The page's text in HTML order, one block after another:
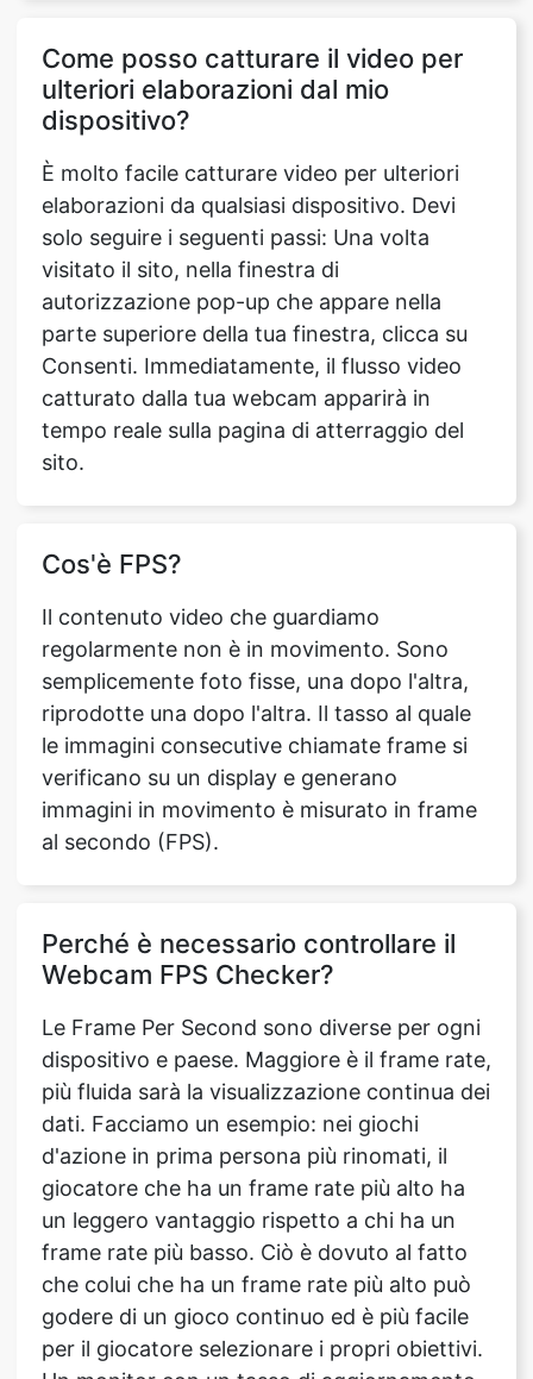
Come posso catturare il video per
ulteriori elaborazioni dal mio
dispositivo?
È molto facile catturare video per ulteriori
elaborazioni da qualsiasi dispositivo. Devi
solo seguire i seguenti passi: Una volta
visitato il sito, nella finestra di
autorizzazione pop-up che appare nella
parte superiore della tua finestra, clicca su
Consenti. Immediatamente, il flusso video
catturato dalla tua webcam apparirà in
tempo reale sulla pagina di atterraggio del
sito.
Cos'è FPS?
Il contenuto video che guardiamo
regolarmente non è in movimento. Sono
semplicemente foto fisse, una dopo l'altra,
riprodotte una dopo l'altra. Il tasso al quale
le immagini consecutive chiamate frame si
verificano su un display e generano
immagini in movimento è misurato in frame
al secondo (FPS).
Perché è necessario controllare il
Webcam FPS Checker?
Le Frame Per Second sono diverse per ogni
dispositivo e paese. Maggiore è il frame rate,
più fluida sarà la visualizzazione continua dei
dati. Facciamo un esempio: nei giochi
d'azione in prima persona più rinomati, il
giocatore che ha un frame rate più alto ha
un leggero vantaggio rispetto a chi ha un
frame rate più basso. Ciò è dovuto al fatto
che colui che ha un frame rate più alto può
godere di un gioco continuo ed è più facile
per il giocatore selezionare i propri obiettivi.